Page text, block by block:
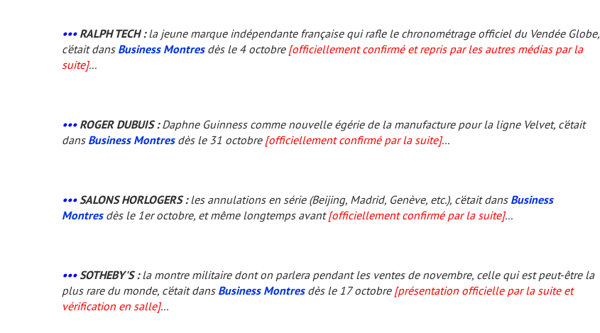
•••RALPH TECH :la jeune marque indépendante française qui rafle le chronométrage officiel du Vendée Globe,
c'était dans Business Montresdès le 4 octobre [officiellement confirmé et repris par les autres médias par la
suite]...
•••ROGER DUBUIS :Daphne Guinness comme nouvelle égérie de la manufacture pour la ligne Velvet, c'était
dans Business Montresdès le 31 octobre [officiellement confirmé par la suite]...
•••SALONS HORLOGERS :les annulations en série (Beijing, Madrid, Genève, etc.), c'était dans Business
Montresdès le 1er octobre, et même longtemps avant[officiellement confirmé par la suite]...
•••SOTHEBY'S :la montre militaire dont on parlera pendant les ventes de novembre, celle qui est peut-être la
plus rare du monde, c'était dans Business Montresdès le 17 octobre [présentation officielle par la suite et
vérification en salle]...